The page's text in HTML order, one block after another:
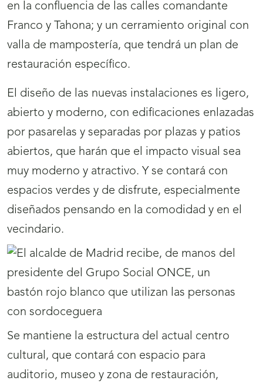
en la confluencia de las calles comandante
Franco y Tahona; y un cerramiento original con
valla de mampostería, que tendrá un plan de
restauración específico.
El diseño de las nuevas instalaciones es ligero,
abierto y moderno, con edificaciones enlazadas
por pasarelas y separadas por plazas y patios
abiertos, que harán que el impacto visual sea
muy moderno y atractivo. Y se contará con
espacios verdes y de disfrute, especialmente
diseñados pensando en la comodidad y en el
vecindario.
Se mantiene la estructura del actual centro
cultural, que contará con espacio para
auditorio, museo y zona de restauración,